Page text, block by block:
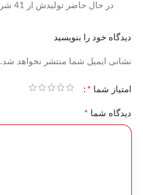
در حال حاضر تولیدش از 41 شروع میشه ولی 40 هم تولید بشه حتما داخل پیج استوری می کنیم.
دیدگاه خود را بنویسید
نشانی ایمیل شما منتشر نخواهد شد.
امتیاز شما *
دیدگاه شما *